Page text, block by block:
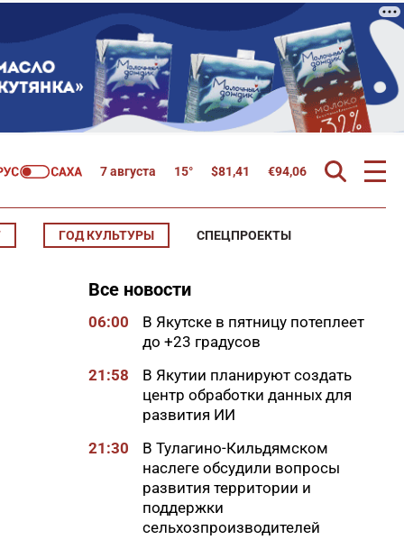
7 августа 15° $81,41 €94,06
ГОД КУЛЬТУРЫ СПЕЦПРОЕКТЫ
Все новости
06:00
В Якутске в пятницу потеплеет
до +23 градусов
21:58
В Якутии планируют создать
центр обработки данных для
развития ИИ
21:30
В Тулагино-Кильдямском
наслеге обсудили вопросы
развития территории и
поддержки
сельхозпроизводителей